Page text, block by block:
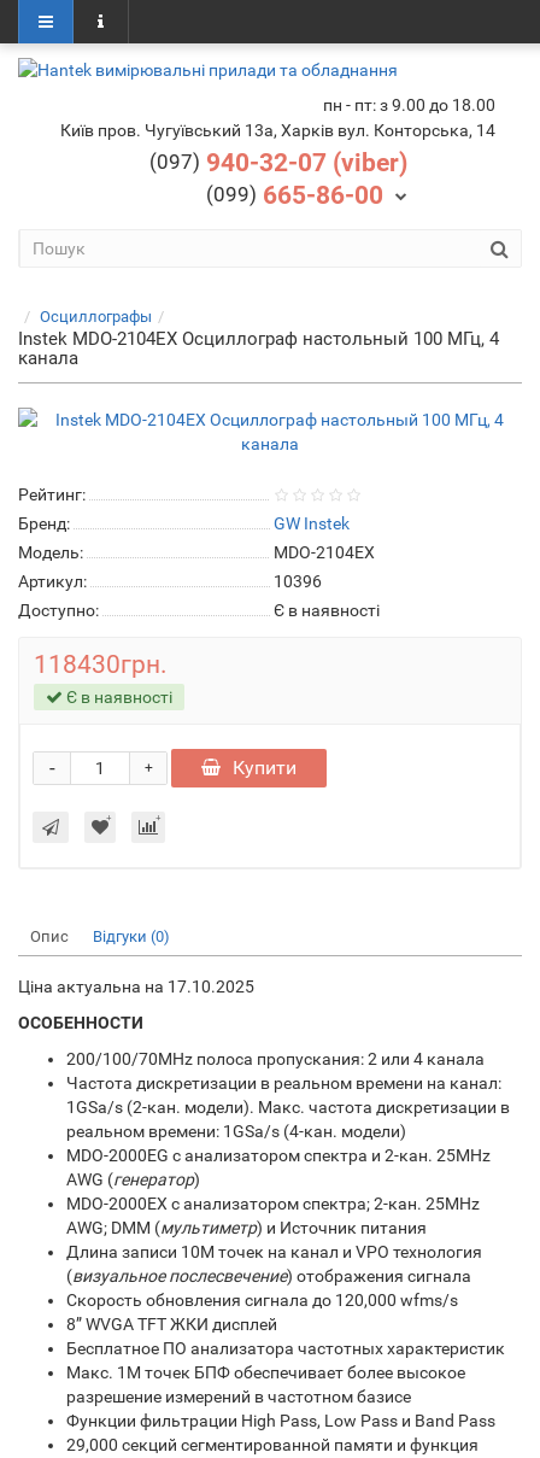
пн - пт: з 9.00 до 18.00
Київ пров. Чугуївський 13а, Харків вул. Конторська, 14
(097) 940-32-07 (viber)
(099) 665-86-00
Осциллографы
Instek MDO-2104EX Осциллограф настольный 100 МГц, 4
канала
Рейтинг:
Бренд:
GW Instek
Модель:
MDO-2104EX
Артикул:
10396
Доступно:
Є в наявності
118430грн.
Є в наявності
+
- Купити
Опис Відгуки (0)
Ціна актуальна на 17.10.2025
ОСОБЕННОСТИ
200/100/70MHz полоса пропускания: 2 или 4 канала
Частота дискретизации в реальном времени на канал:
1GSa/s (2-кан. модели). Макс. частота дискретизации в
реальном времени: 1GSa/s (4-кан. модели)
MDO-2000EG c анализатором спектра и 2-кан. 25MHz
AWG (генератор)
MDO-2000EX c анализатором спектра; 2-кан. 25MHz
AWG; DMM (мультиметр) и Источник питания
Длина записи 10M точек на канал и VPO технология
(визуальное послесвечение) отображения сигнала
Скорость обновления сигнала до 120,000 wfms/s
8” WVGA TFT ЖКИ дисплей
Бесплатное ПО анализатора частотных характеристик
Макс. 1M точек БПФ обеспечивает более высокое
разрешение измерений в частотном базисе
Функции фильтрации High Pass, Low Pass и Band Pass
29,000 секций сегментированной памяти и функция